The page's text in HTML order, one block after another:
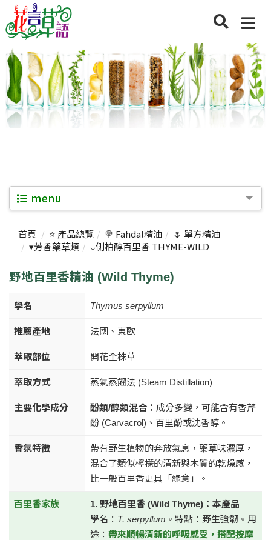
menu
首頁 ⭐ 產品總覽 🍭 Fahdal精油
🌷 單方精油
▾芳香藥草類
⌵側柏醇百里香 THYME-WILD
野地百里香精油 (Wild Thyme)
學名 Thymus serpyllum
推薦產地 法國、東歐
萃取部位 開花全株草
萃取方式 蒸氣蒸餾法 (Steam Distillation)
主要化學成分 酚類/醇類混合： 成分多變，可能含有香芹
酚 (Carvacrol)、百里酚或沈香醇。
香氛特徵
帶有野生植物的奔放氣息，藥草味濃厚，
混合了類似檸檬的清新與木質的乾燥感，
比一般百里香更具「綠意」。
百里香家族
1. 野地百里香 (Wild Thyme)：本產品
學名： T. serpyllum 。特點：野生強韌。用
途： 帶來順暢清新的呼吸感受，搭配按摩